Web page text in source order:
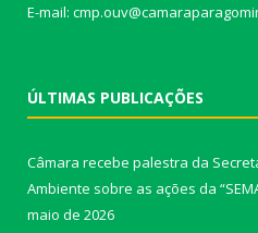
E-mail:
ÚLTIMAS PUBLICAÇÕES
Câmara recebe palestra da
Ambiente sobre as ações da
maio de 2026